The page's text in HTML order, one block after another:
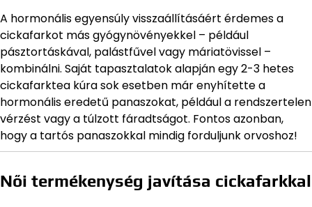
A hormonális egyensúly visszaállításáért érdemes a
cickafarkot más gyógynövényekkel – például
pásztortáskával, palástfűvel vagy máriatövissel –
kombinálni. Saját tapasztalatok alapján egy 2-3 hetes
cickafarktea kúra sok esetben már enyhítette a
hormonális eredetű panaszokat, például a rendszertelen
vérzést vagy a túlzott fáradtságot. Fontos azonban,
hogy a tartós panaszokkal mindig forduljunk orvoshoz!
Női termékenység javítása cickafarkkal